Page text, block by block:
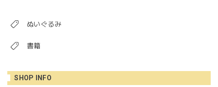
ぬいぐるみ
書籍
SHOP INFO